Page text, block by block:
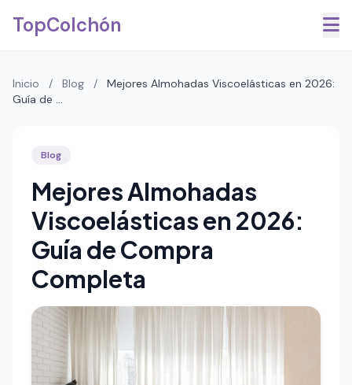
TopColchón
Inicio / Blog /
Mejores Almohadas Viscoelásticas en 2026:
Guía de ...
Blog
Mejores Almohadas
Viscoelásticas en 2026:
Guía de Compra
Completa